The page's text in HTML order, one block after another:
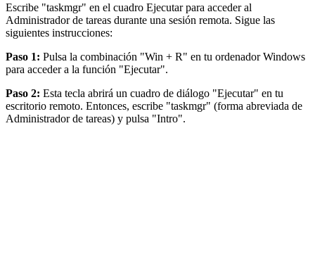
Escribe "taskmgr" en el cuadro Ejecutar para acceder al
Administrador de tareas durante una sesión remota. Sigue las
siguientes instrucciones:
Paso 1: Pulsa la combinación "Win + R" en tu ordenador Windows
para acceder a la función "Ejecutar".
Paso 2: Esta tecla abrirá un cuadro de diálogo "Ejecutar" en tu
escritorio remoto. Entonces, escribe "taskmgr" (forma abreviada de
Administrador de tareas) y pulsa "Intro".